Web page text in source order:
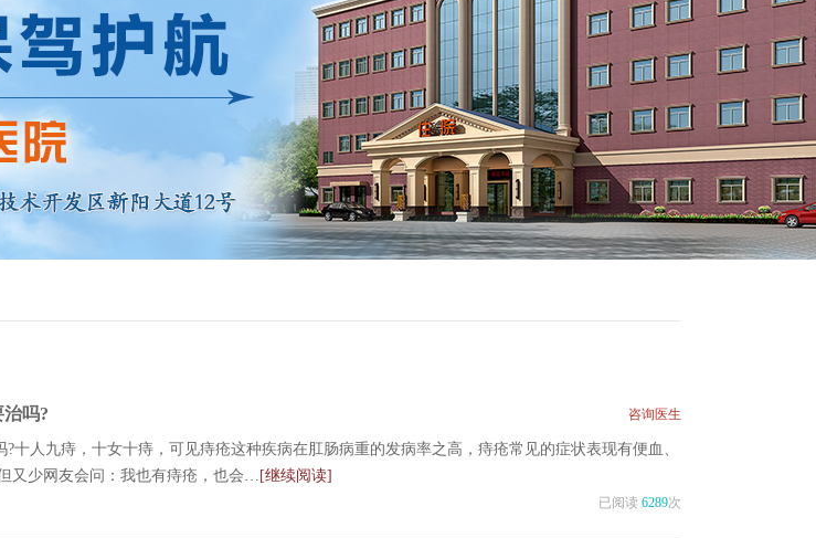
吗? 咨询医生
十人九痔，十女十痔，可见痔疮这种疾病在肛肠病重的发病率之高，痔疮常见的症状表现有便血、
又少网友会问：我也有痔疮，也会… [继续阅读]
已阅读 6289次